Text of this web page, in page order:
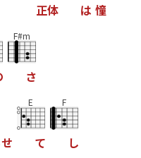
正体 は 憧
F#m
さ
せ
E
て
F
し